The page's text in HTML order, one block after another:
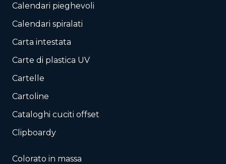
Calendari pieghevoli
Calendari spiralati
Carta intestata
Carte di plastica UV
Cartelle
Cartoline
Cataloghi cuciti offset
Clipboardy
Colorato in massa